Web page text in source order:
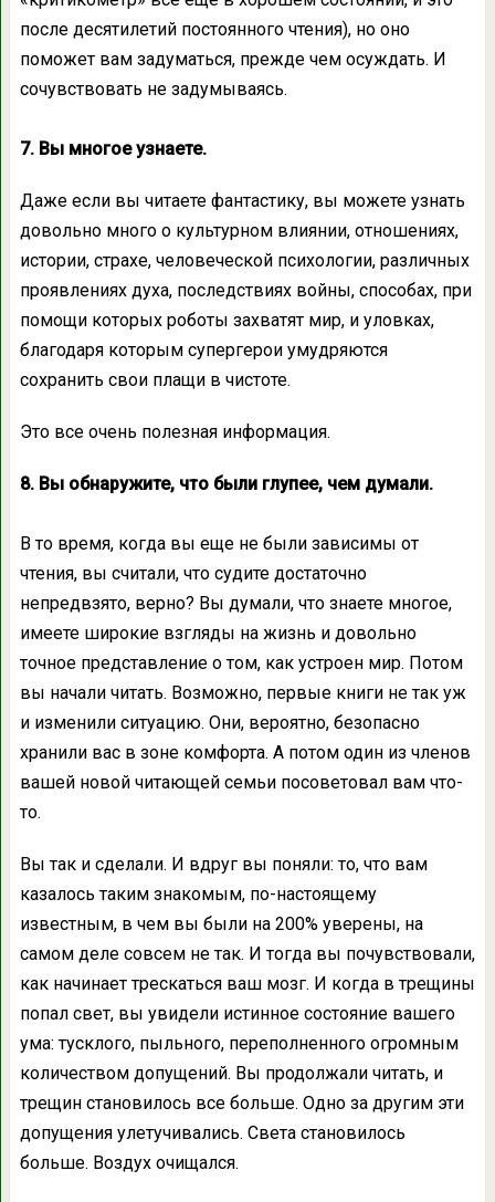
после десятилетий постоянного чтения), но оно
поможет вам задуматься, прежде чем осуждать. И
сочувствовать не задумываясь.
7. Вы многое узнаете.
Даже если вы читаете фантастику, вы можете узнать
довольно много о культурном влиянии, отношениях,
истории, страхе, человеческой психологии, различных
проявлениях духа, последствиях войны, способах, при
помощи которых роботы захватят мир, и уловках,
благодаря которым супергерои умудряются
сохранить свои плащи в чистоте.
Это все очень полезная информация.
8. Вы обнаружите, что были глупее, чем думали.
В то время, когда вы еще не были зависимы от
чтения, вы считали, что судите достаточно
непредвзято, верно? Вы думали, что знаете многое,
имеете широкие взгляды на жизнь и довольно
точное представление о том, как устроен мир. Потом
вы начали читать. Возможно, первые книги не так уж
и изменили ситуацию. Они, вероятно, безопасно
хранили вас в зоне комфорта. А потом один из членов
вашей новой читающей семьи посоветовал вам что-
то.
Вы так и сделали. И вдруг вы поняли: то, что вам
казалось таким знакомым, по-настоящему
известным, в чем вы были на 200% уверены, на
самом деле совсем не так. И тогда вы почувствовали,
как начинает трескаться ваш мозг. И когда в трещины
попал свет, вы увидели истинное состояние вашего
ума: тусклого, пыльного, переполненного огромным
количеством допущений. Вы продолжали читать, и
трещин становилось все больше. Одно за другим эти
допущения улетучивались. Света становилось
больше. Воздух очищался.